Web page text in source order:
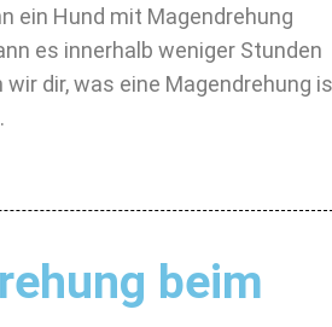
ein Hund mit Magendrehung
es innerhalb weniger Stunden
dir, was eine Magendrehung
beim